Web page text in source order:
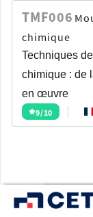
TMF006
chimique
Techniques
chimique : de
en œuvre
9/10